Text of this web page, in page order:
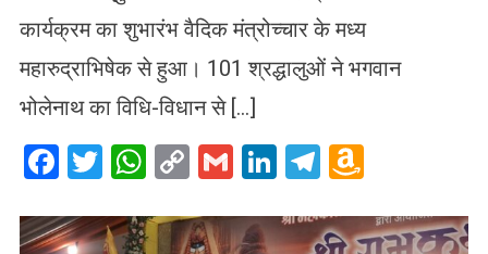
कार्यक्रम का शुभारंभ वैदिक मंत्रोच्चार के मध्य
महारुद्राभिषेक से हुआ। 101 श्रद्धालुओं ने भगवान
भोलेनाथ का विधि-विधान से […]
Facebook
Twitter
WhatsApp
CopyGmailLinkedIn
Telegram
List